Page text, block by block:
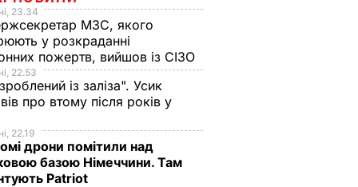
23.34
МЗС, якого
у розкраданні
пожертв, вийшов із СІЗО
22.53
із заліза". Усик
про втому після років у
22.19
дрони помітили над
базою Німеччини. Там
Patriot